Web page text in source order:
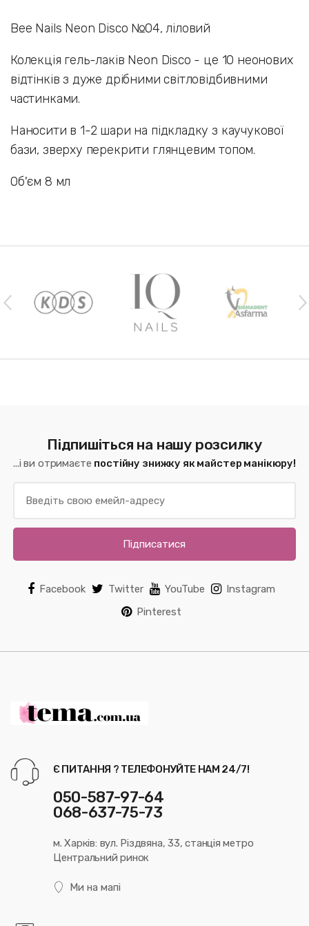
Bee Nails Neon Disco №04, ліловий
Колекція гель-лаків Neon Disco - це 10 неонових
відтінків з дуже дрібними світловідбивними
частинками.
Наносити в 1-2 шари на підкладку з каучукової
бази, зверху перекрити глянцевим топом.
Об'єм 8 мл
Підпишіться на нашу розсилку
...і ви отримаєте постійну знижку як майстер манікюру!
Підписатися
Facebook Twitter YouTube
Instagram
Pinterest
Є ПИТАННЯ ? ТЕЛЕФОНУЙТЕ НАМ 24/7!
050-587-97-64
068-637-75-73
м. Харків: вул. Різдвяна, 33, станція метро
Центральний ринок
Ми на мапі